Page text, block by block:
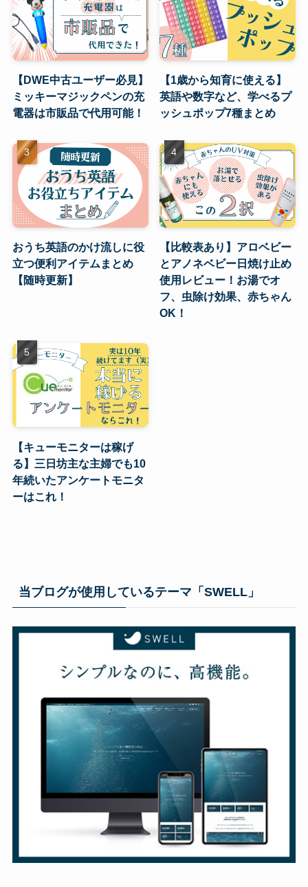
【DWE中古ユーザー必見】
ミッキーマジックペンの充
電器は市販品で代用可能！
【1歳から知育に使える】
英語や数字など、学べるプ
ッシュポップ7種まとめ
おうち英語のかけ流しに役
立つ便利アイテムまとめ
【随時更新】
【比較表あり】アロベビー
とアノネベビー日焼け止め
使用レビュー！お湯でオ
フ、虫除け効果、赤ちゃん
OK！
【キューモニターは稼げ
る】三日坊主な主婦でも10
年続いたアンケートモニタ
ーはこれ！
当ブログが使用しているテーマ「SWELL」